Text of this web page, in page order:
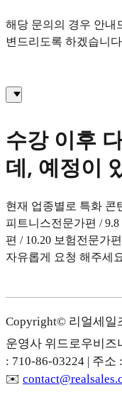
해당 문의의 경우 안내
변드리도록 하겠습니
수강 이후
데, 예정이
현재 업종별로 특화 콘
피트니스전문가편 /
편 / 10.20 보험전문가
자유롭게 요청 해주세
Copyright© 리얼세일
운영사 위드로우비즈
: 710-86-03224 | 주
✉️